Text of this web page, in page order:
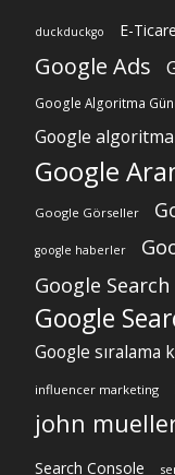
duckduckgo E-
Google Ads
Google Algoritma
Google
Google
Google Görseller
google haberler
Google Search
Google
Google sıralama
influencer marketing
john
Search Console